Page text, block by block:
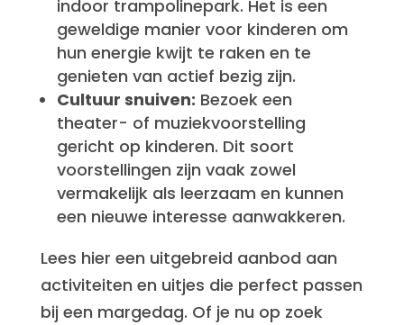
indoor trampolinepark. Het is een
geweldige manier voor kinderen om
hun energie kwijt te raken en te
genieten van actief bezig zijn.
Cultuur snuiven: Bezoek een
theater- of muziekvoorstelling
gericht op kinderen. Dit soort
voorstellingen zijn vaak zowel
vermakelijk als leerzaam en kunnen
een nieuwe interesse aanwakkeren.
Lees hier een uitgebreid aanbod aan
activiteiten en uitjes die perfect passen
bij een margedag. Of je nu op zoek